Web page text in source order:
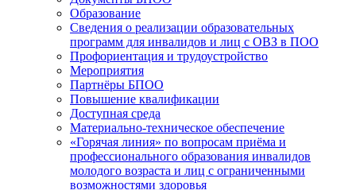
Образование
Сведения о реализации образовательных
программ для инвалидов и лиц с ОВЗ в ПОО
Профориентация и трудоустройство
Мероприятия
Партнёры БПОО
Повышение квалификации
Доступная среда
Материально-техническое обеспечение
«Горячая линия» по вопросам приёма и
профессионального образования инвалидов
молодого возраста и лиц с ограниченными
возможностями здоровья